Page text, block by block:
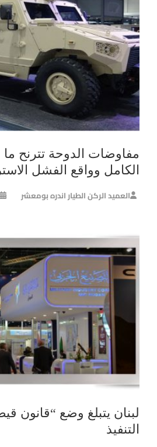
مفاوضات الدوحة تترنح ما
الكامل وواقع الفشل
العميد الركن الطيار اندره بومعشر
لبنان يتبلغ وضع “قانون
التنفيذ